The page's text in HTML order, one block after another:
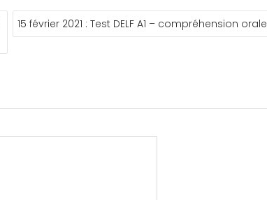
15 février 2021 : Test DELF A1 – compréhension orale